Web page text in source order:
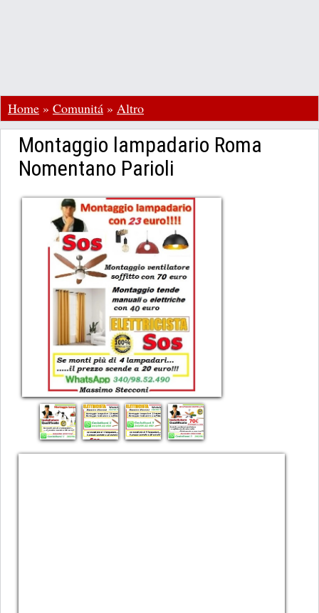
Home » Comunitá » Altro
Montaggio lampadario Roma
Nomentano Parioli